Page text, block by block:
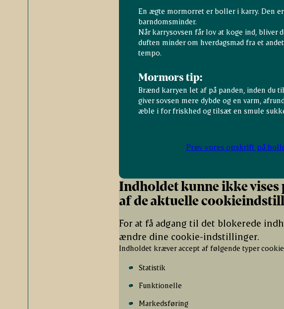
En ægte mormorret er boller i karry. Den
barndomsminder.
Når karrysovsen får lov at koge ind, bliver
duften minder om hverdagsmad fra et
tempo.
Mormors tip:
Brænd karryen let af på panden, inden du
giver sovsen mere dybde og en varm,
æble i for friskhed og tilsæt en smule
Prøv vores opskrift på
Indholdet kunne ikke vises
af de aktuelle
For at få adgang til det blokerede
ændre dine cookie-indstillinger.
Indholdet kræver accept af følgende typer
Statistik
Funktionelle
Markedsføring